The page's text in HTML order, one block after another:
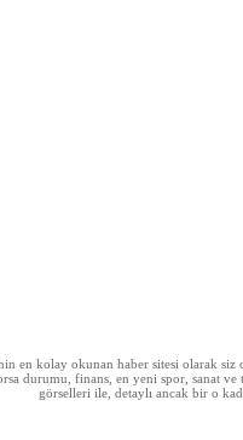
en kolay okunan haber sitesi olarak siz
durumu, finans, en yeni spor, sanat
görselleri ile, detaylı ancak bir o